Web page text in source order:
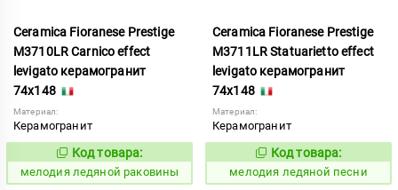
Ceramica Fioranese Prestige
M3710LR Carnico effect
levigato керамогранит
74x148
Материал:
Керамогранит
958828
Код товара:
мелодия ледяной раковины
Ceramica Fioranese Prestige
M3711LR Statuarietto effect
levigato керамогранит
74x148
Материал:
Керамогранит
958819
Код товара:
мелодия ледяной песни